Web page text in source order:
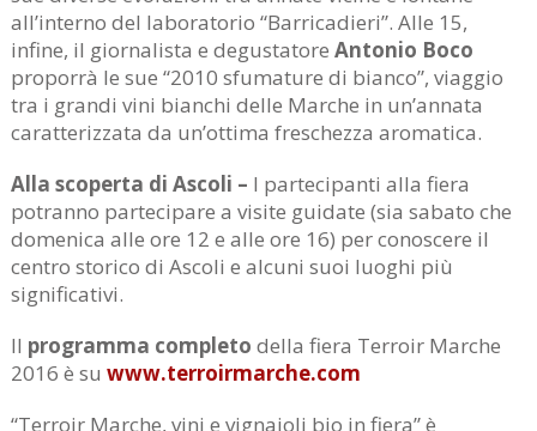
all’interno del laboratorio “Barricadieri”. Alle 15,
infine, il giornalista e degustatore Antonio Boco
proporrà le sue “2010 sfumature di bianco”, viaggio
tra i grandi vini bianchi delle Marche in un’annata
caratterizzata da un’ottima freschezza aromatica.
Alla scoperta di Ascoli – I partecipanti alla fiera
potranno partecipare a visite guidate (sia sabato che
domenica alle ore 12 e alle ore 16) per conoscere il
centro storico di Ascoli e alcuni suoi luoghi più
significativi.
Il programma completo della fiera Terroir Marche
2016 è su www.terroirmarche.com
“Terroir Marche, vini e vignaioli bio in fiera” è